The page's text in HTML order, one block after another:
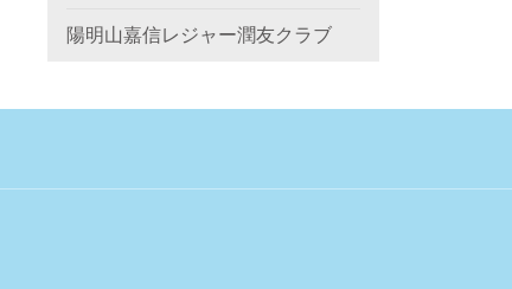
陽明山嘉信レジャー潤友クラブ